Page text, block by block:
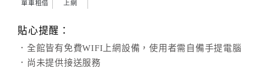
單車租借 上網
貼心提醒：
．全館皆有免費WIFI上網設備，使用者需自備手提電腦
．尚未提供接送服務